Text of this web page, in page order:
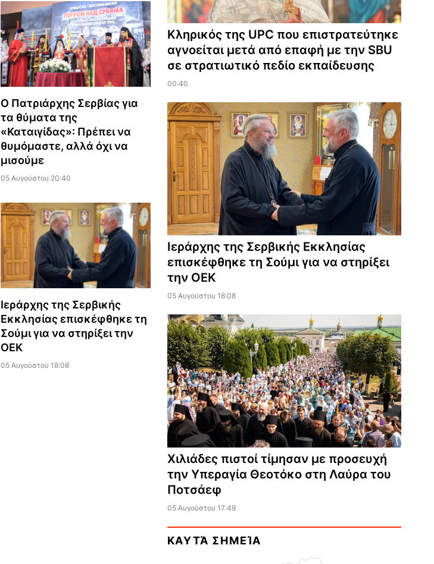
Ο Πατριάρχης Σερβίας για
τα θύματα της
«Καταιγίδας»: Πρέπει να
θυμόμαστε, αλλά όχι να
μισούμε
05 Αυγούστου 20:40
Ιεράρχης της Σερβικής
Εκκλησίας επισκέφθηκε τη
Σούμι για να στηρίξει την
ΟΕΚ
05 Αυγούστου 18:08
Κληρικός της UPC που επιστρατεύτηκε
αγνοείται μετά από επαφή με την SBU
σε στρατιωτικό πεδίο εκπαίδευσης
00:40
Ιεράρχης της Σερβικής Εκκλησίας
επισκέφθηκε τη Σούμι για να στηρίξει
την ΟΕΚ
05 Αυγούστου 18:08
Χιλιάδες πιστοί τίμησαν με προσευχή
την Υπεραγία Θεοτόκο στη Λαύρα του
Ποτσάεφ
05 Αυγούστου 17:49
ΚΑΥΤΆ ΣΗΜΕΊΑ